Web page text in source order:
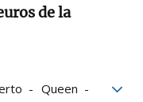
de la
Queen